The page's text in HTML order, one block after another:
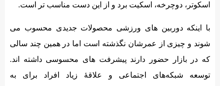
اسکوتر، دوچرخه، اسکیت برد و از این دست مناسب تر است.
با اینکه دوربین های ورزشی محصولات جدیدی محسوب می
شوند و چیزی از عمرشان نگذشته است اما در همین چند سالی
که در بازار حضور دارند پیشرفت های محسوسی داشته اند.
توسعه شبکه‌های اجتماعی و علاقۀ زیاد افراد برای به